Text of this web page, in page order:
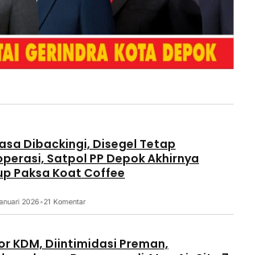
Dibackingi, Disegel Tetap
Satpol PP Depok Akhirnya
Paksa Koat Coffee
2026•21 Komentar
KDM, Diintimidasi Preman,